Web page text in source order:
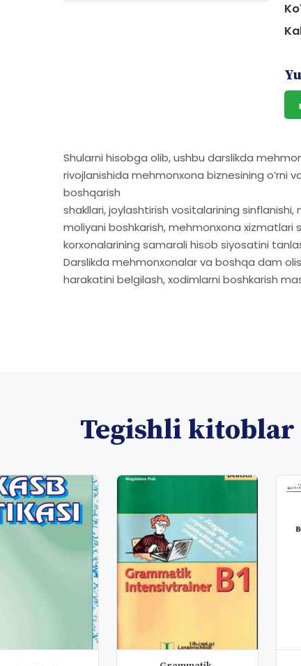
Shularni hisobga olib, ushbu darslikda
rivojlanishida mehmonxona biznesining oʼrni
boshqarish
shakllari, joylashtirish vositalarining
moliyani boshkarish, mehmonxona xizmatlari
korxonalarining samarali hisob siyosatini
Darslikda mehmonxonalar va boshqa dam
harakatini belgilash, xodimlarni boshkarish
Tegishli kitoblar